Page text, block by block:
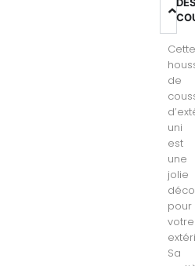
de
uni
est
une
jolie
pour
votre
Sa